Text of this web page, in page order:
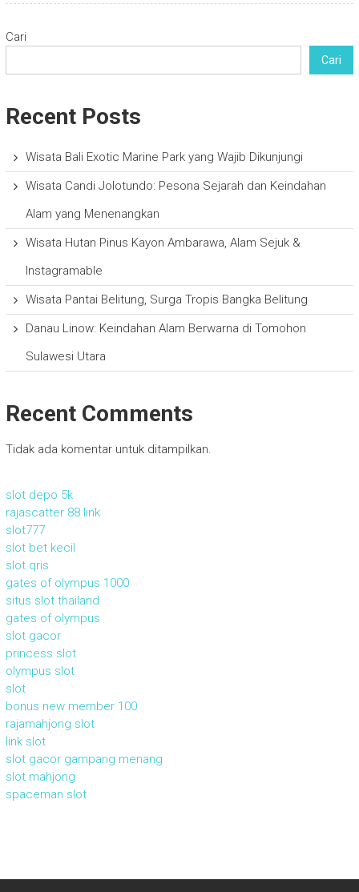
Cari
Cari
Recent Posts
Wisata Bali Exotic Marine Park yang Wajib Dikunjungi
Wisata Candi Jolotundo: Pesona Sejarah dan Keindahan
Alam yang Menenangkan
Wisata Hutan Pinus Kayon Ambarawa, Alam Sejuk &
Instagramable
Wisata Pantai Belitung, Surga Tropis Bangka Belitung
Danau Linow: Keindahan Alam Berwarna di Tomohon
Sulawesi Utara
Recent Comments
Tidak ada komentar untuk ditampilkan.
slot depo 5k
rajascatter 88 link
slot777
slot bet kecil
slot qris
gates of olympus 1000
situs slot thailand
gates of olympus
slot gacor
princess slot
olympus slot
slot
bonus new member 100
rajamahjong slot
link slot
slot gacor gampang menang
slot mahjong
spaceman slot